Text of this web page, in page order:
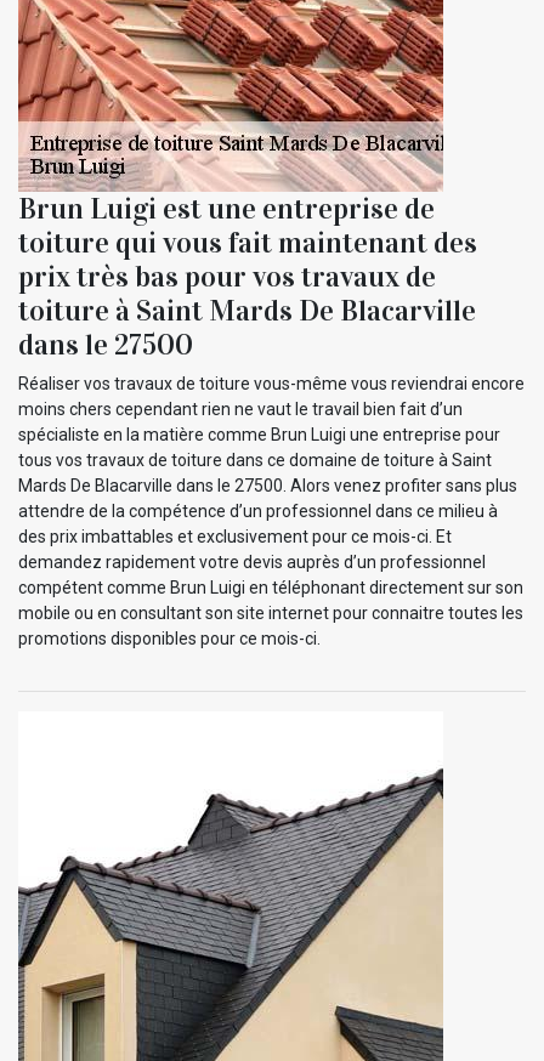
Brun Luigi est une entreprise de
toiture qui vous fait maintenant des
prix très bas pour vos travaux de
toiture à Saint Mards De Blacarville
dans le 27500
Réaliser vos travaux de toiture vous-même vous reviendrai encore
moins chers cependant rien ne vaut le travail bien fait d’un
spécialiste en la matière comme Brun Luigi une entreprise pour
tous vos travaux de toiture dans ce domaine de toiture à Saint
Mards De Blacarville dans le 27500. Alors venez profiter sans plus
attendre de la compétence d’un professionnel dans ce milieu à
des prix imbattables et exclusivement pour ce mois-ci. Et
demandez rapidement votre devis auprès d’un professionnel
compétent comme Brun Luigi en téléphonant directement sur son
mobile ou en consultant son site internet pour connaitre toutes les
promotions disponibles pour ce mois-ci.